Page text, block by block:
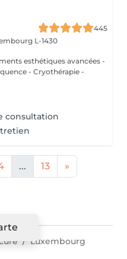
445
L-1430
esthétiques avancées -
- Cryothérapie -
consultation
... 13 »
Luxembourg